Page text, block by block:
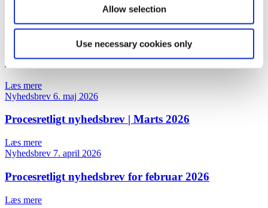
Allow selection
Use necessary cookies only
erstatningssag mod staten
Læs mere
3. juni 2026
Procesretligt nyhedsbrev | Marts og april 2026
Læs mere
Nyhedsbrev 6. maj 2026
Procesretligt nyhedsbrev | Marts 2026
Læs mere
Nyhedsbrev 7. april 2026
Procesretligt nyhedsbrev for februar 2026
Læs mere